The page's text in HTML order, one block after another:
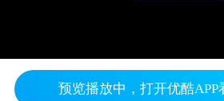
预览播放中，打开优酷APP